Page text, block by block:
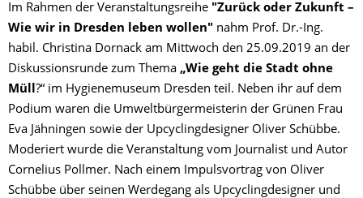
Im Rahmen der Veranstaltungsreihe "Zurück oder Zukunft –
Wie wir in Dresden leben wollen" nahm Prof. Dr.-Ing.
habil. Christina Dornack am Mittwoch den 25.09.2019 an der
Diskussionsrunde zum Thema „Wie geht die Stadt ohne
Müll ?“ im Hygienemuseum Dresden teil. Neben ihr auf dem
Podium waren die Umweltbürgermeisterin der Grünen Frau
Eva Jähningen sowie der Upcyclingdesigner Oliver Schübbe.
Moderiert wurde die Veranstaltung vom Journalist und Autor
Cornelius Pollmer. Nach einem Impulsvortrag von Oliver
Schübbe über seinen Werdegang als Upcyclingdesigner und